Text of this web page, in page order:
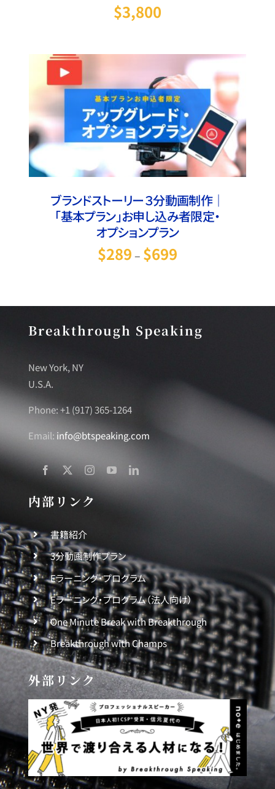
$3,800
オプションを選択この商品には複数のバリ
オプションは商品ページ
/ 詳細
ブランドストーリー３分動画制作｜
「基本プラン」お申し込み者限定・
オプションプラン
$289 – $699価格帯:
$699
Breakthrough Speaking
New York, NY
U.S.A.
Phone: +1 (917) 365-1264
Email: info@btspeaking.com
内部リンク
書籍紹介
3分動画制作プラン
Eラーニング・プログラム
Eラーニング・プログラム（法人向け）
One Minute Break with Breakthrough
Breakthrough with Champs
外部リンク